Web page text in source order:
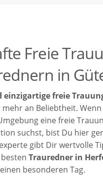
Freie
in
freie
an Beliebtheit.
eine freie
suchst, bist Du hier
gibt Dir wertvolle
bestenTrauredner in
besonderen Tag.